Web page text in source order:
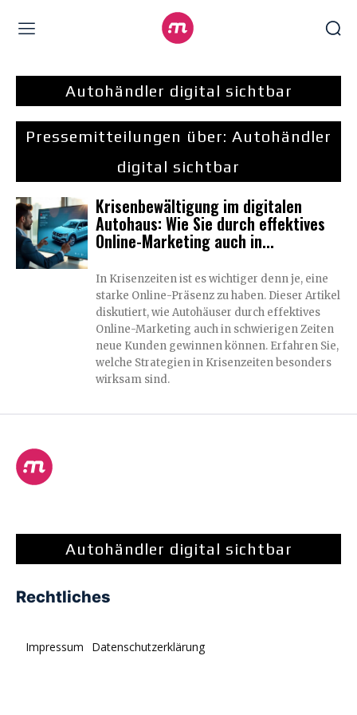
Autohändler digital sichtbar
Pressemitteilungen über: Autohändler
digital sichtbar
Krisenbewältigung im digitalen
Autohaus: Wie Sie durch effektives
Online-Marketing auch in...
In Krisenzeiten ist es wichtiger denn je, eine
starke Online-Präsenz zu haben. Dieser Artikel
diskutiert, wie Autohäuser durch effektives
Online-Marketing auch in schwierigen Zeiten
neue Kunden gewinnen können. Erfahren Sie,
welche Strategien in Krisenzeiten besonders
wirksam sind.
Autohändler digital sichtbar
Rechtliches
Impressum Datenschutzerklärung